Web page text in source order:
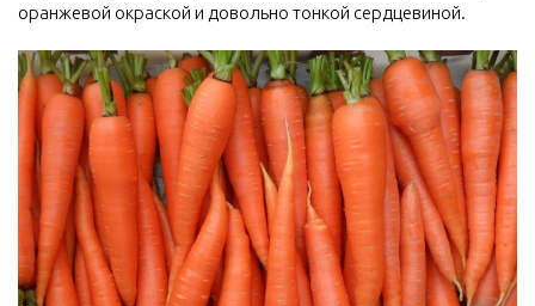
оранжевой окраской и довольно тонкой сердцевиной.